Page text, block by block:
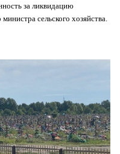
за ликвидацию
сельского хозяйства.